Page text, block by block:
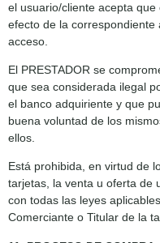
el usuario/cliente acepta
efecto de la
acceso.
El PRESTADOR se
que sea considerada ilegal
el banco adquiriente y que
buena voluntad de los
ellos.
Está prohibida, en virtud de
tarjetas, la venta u oferta de
con todas las leyes
Comerciante o Titular de la